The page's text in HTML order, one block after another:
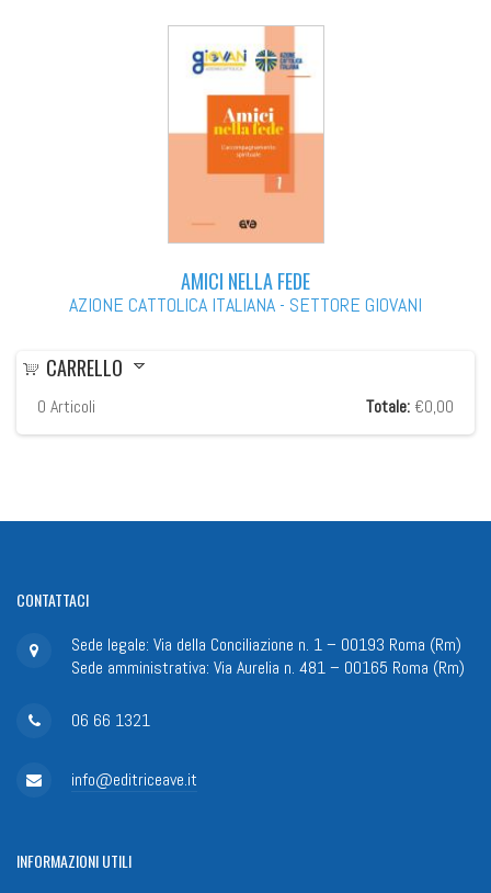
AMICI NELLA FEDE
AZIONE CATTOLICA ITALIANA - SETTORE GIOVANI
CARRELLO
0 Articoli Totale: €0,00
CONTATTACI
Sede legale: Via della Conciliazione n. 1 – 00193 Roma (Rm)
Sede amministrativa: Via Aurelia n. 481 – 00165 Roma (Rm)
06 66 1321
info@editriceave.it
INFORMAZIONIUTILI